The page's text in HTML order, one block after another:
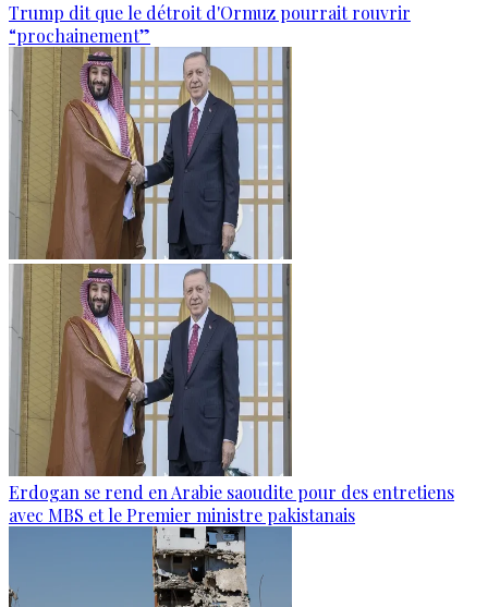
Trump dit que le détroit d'Ormuz pourrait rouvrir
“prochainement”
Erdogan se rend en Arabie saoudite pour des entretiens
avec MBS et le Premier ministre pakistanais